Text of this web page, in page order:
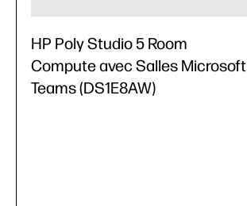
HP Poly Studio 5 Room
Compute avec Salles Microsoft
Teams (DS1E8AW)